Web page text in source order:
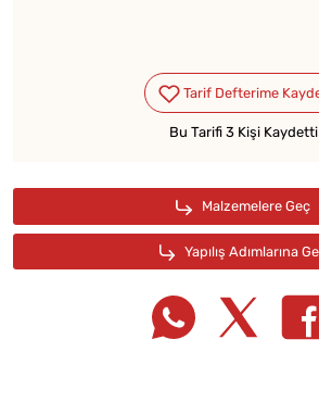
Bu Tarifi 3 Kişi Kaydetti